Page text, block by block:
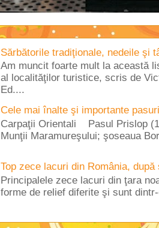
Sărbătorile tradiţionale, nedeile şi
Am muncit foarte mult la această
al localităţilor turistice, scris de
Ed....
Cele mai înalte şi importante
Carpaţii Orientali Pasul Prislop
Munţii Maramureşului; şoseaua
Top zece lacuri din România, după
Principalele zece lacuri din ţara
forme de relief diferite şi sunt